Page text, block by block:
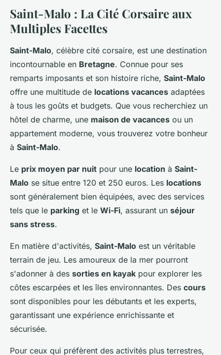
Saint-Malo : La Cité Corsaire aux
Multiples Facettes
Saint-Malo, célèbre cité corsaire, est une destination
incontournable en Bretagne. Connue pour ses
remparts imposants et son histoire riche, Saint-Malo
offre une multitude de locations vacances adaptées
à tous les goûts et budgets. Que vous recherchiez un
hôtel de charme, une maison de vacances ou un
appartement moderne, vous trouverez votre bonheur
à Saint-Malo.
Le prix moyen par nuit pour une location à Saint-
Malo se situe entre 120 et 250 euros. Les locations
sont généralement bien équipées, avec des services
tels que le parking et le Wi-Fi, assurant un séjour
sans stress.
En matière d'activités, Saint-Malo est un véritable
terrain de jeu. Les amoureux de la mer pourront
s'adonner à des sorties en kayak pour explorer les
côtes escarpées et les îles environnantes. Des cours
sont disponibles pour les débutants et les experts,
garantissant une expérience enrichissante et
sécurisée.
Pour ceux qui préfèrent des activités plus terrestres,